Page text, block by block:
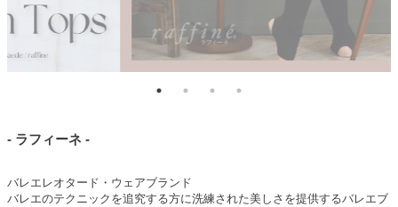
- ラフィーネ -
バレエレオタード・ウェアブランド
バレエのテクニックを追究する方に洗練された美しさを提供するバレエブ